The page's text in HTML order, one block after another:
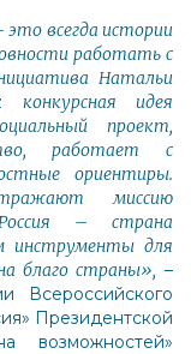
всегда истории
работать с
Натальи
идея
проект,
работает с
ориентиры.
миссию
– страна
инструменты для
благо страны», –
Всероссийского
Президентской
возможностей»